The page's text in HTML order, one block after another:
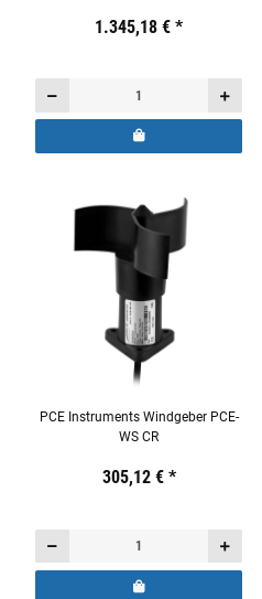
19,44 €inkl. 19% USt.
1.345,18 € *
PCE Instruments Windgeber PCE-
WS CR
19,44 €inkl. 19% USt.
305,12 € *